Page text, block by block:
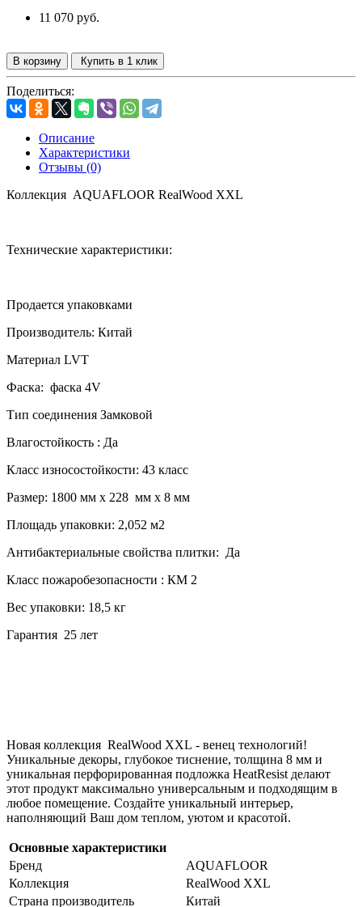
11 070 руб.
В корзину Купить в 1 клик
Поделиться:
Описание
Характеристики
Отзывы (0)
Коллекция AQUAFLOOR RealWood XХL
Технические характеристики:
Продается упаковками
Производитель: Китай
Материал LVT
Фаска: фаска 4V
Тип соединения Замковой
Влагостойкость : Да
Класс износостойкости: 43 класс
Размер: 1800 мм х 228 мм х 8 мм
Площадь упаковки: 2,052 м2
Антибактериальные свойства плитки: Да
Класс пожаробезопасности : КМ 2
Вес упаковки: 18,5 кг
Гарантия 25 лет
Новая коллекция RealWood XXL - венец технологий!
Уникальные декоры, глубокое тиснение, толщина 8 мм и
уникальная перфорированная подложка HeatResist делают
этот продукт максимально универсальным и подходящим в
любое помещение. Создайте уникальный интерьер,
наполняющий Ваш дом теплом, уютом и красотой.
Основные характеристики
Бренд
AQUAFLOOR
Коллекция
RealWood XXL
Страна производитель
Китай